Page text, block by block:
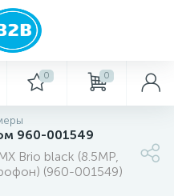
0 0
960-001549
Brio black (8.5MP,
(960-001549)